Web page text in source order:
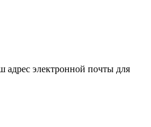
адрес электронной почты для